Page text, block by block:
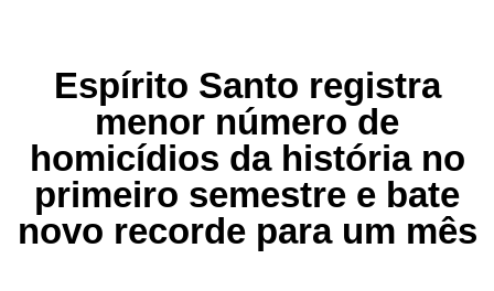
Espírito Santo registra
menor número de
homicídios da história no
primeiro semestre e bate
novo recorde para um mês